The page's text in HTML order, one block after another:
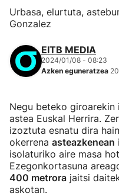
Urbasa, elurtuta,
Gonzalez
EITB MEDIA
2024/01/08 - 08:23
Azken eguneratzea
Negu beteko
astea Euskal Herrira.
izoztuta esnatu dira
okerrena asteazkenean
isolaturiko aire masa
Ezegonkortasuna
400 metrora jaitsi
askotan.